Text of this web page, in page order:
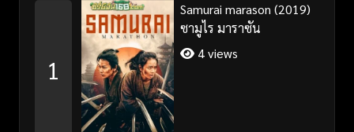
1
Samurai marason (2019)
ซามูไร มาราซัน
4 views